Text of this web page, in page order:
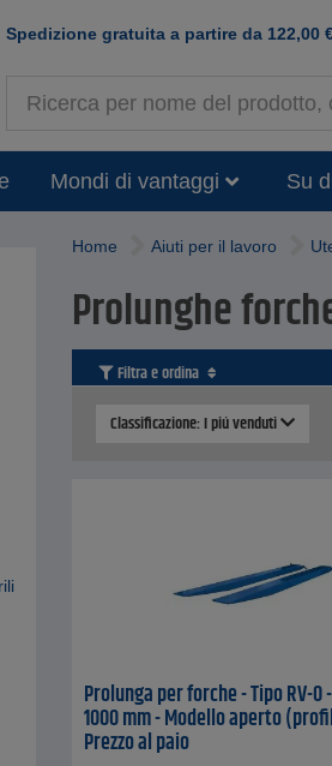
Spedizione gratuita a partire da 122,00
Mondi di vantaggi Su
Home Aiuti per il lavoro
Prolunghe
Filtra e ordina
Classificazione: I piú venduti
Prolunga per forche - Tipo RV-0
1000 mm - Modello aperto
Prezzo al paio